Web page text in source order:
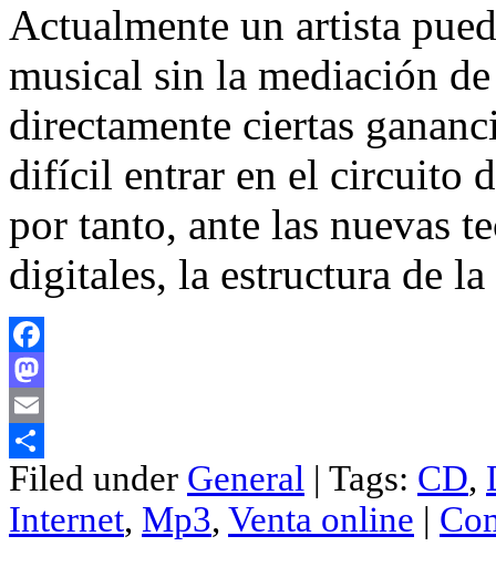
Actualmente un artista
musical sin la mediación
directamente ciertas
difícil entrar en el circuito
por tanto, ante las nuevas
digitales, la estructura de
Facebook
Mastodon
Email
Compartir
Filed under General | Tags: CD,
Internet, Mp3, Venta online |